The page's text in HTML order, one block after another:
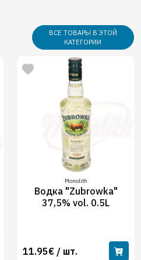
ВСЕ ТОВАРЫ В ЭТОЙ
КАТЕГОРИИ
Monolith
Водка "Zubrowka"
37,5% vol. 0.5L
11.95€ / шт.